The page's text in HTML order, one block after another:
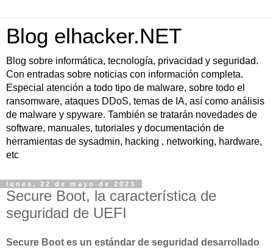
Blog elhacker.NET
Blog sobre informática, tecnología, privacidad y seguridad.
Con entradas sobre noticias con información completa.
Especial atención a todo tipo de malware, sobre todo el
ransomware, ataques DDoS, temas de IA, así como análisis
de malware y spyware. También se tratarán novedades de
software, manuales, tutoriales y documentación de
herramientas de sysadmin, hacking , networking, hardware,
etc
lunes, 22 de mayo de 2023
Secure Boot, la característica de
seguridad de UEFI
Secure Boot es un estándar de seguridad desarrollado